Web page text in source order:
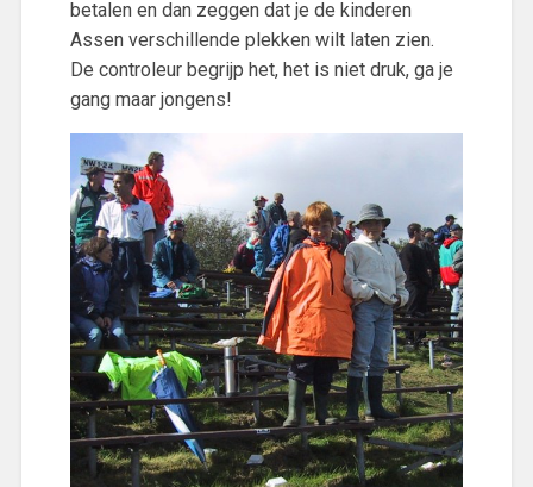
betalen en dan zeggen dat je de kinderen
Assen verschillende plekken wilt laten zien.
De controleur begrijp het, het is niet druk, ga je
gang maar jongens!